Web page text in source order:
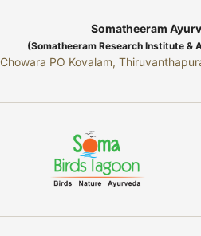
Somatheeram
(Somatheeram Research Institute &
Chowara PO Kovalam,